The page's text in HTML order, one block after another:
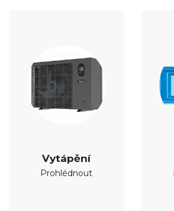
Vytápění
Prohlédnout